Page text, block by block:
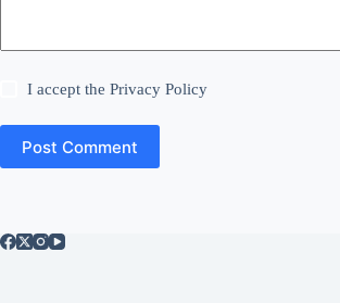
I accept thePrivacy Policy
Post Comment